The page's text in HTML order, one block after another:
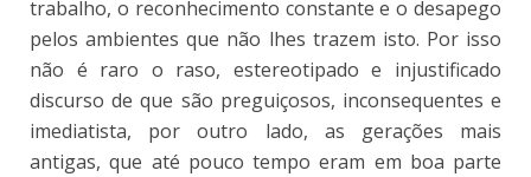
trabalho, o reconhecimento constante e o desapego
pelos ambientes que não lhes trazem isto. Por isso
não é raro o raso, estereotipado e injustificado
discurso de que são preguiçosos, inconsequentes e
imediatista, por outro lado, as gerações mais
antigas, que até pouco tempo eram em boa parte